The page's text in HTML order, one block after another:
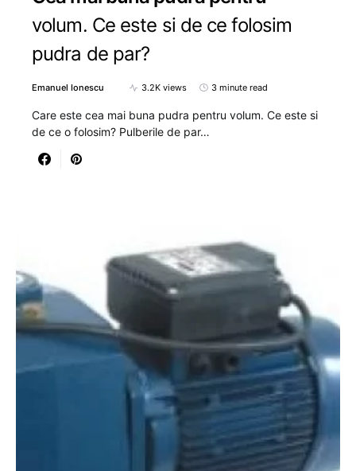
volum. Ce este si de ce folosim
pudra de par?
Emanuel Ionescu 3.2K views 3 minute read
Care este cea mai buna pudra pentru volum. Ce este si
de ce o folosim? Pulberile de par…